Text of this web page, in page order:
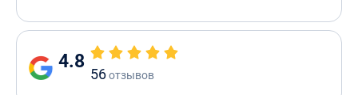
4.8
56отзывов